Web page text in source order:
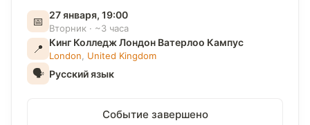
📅 27 января, 19:00
Вторник · ~3 часа
📍 Кинг Колледж Лондон Ватерлоо Кампус
London United Kingdom
🗣 Русский язык
Событие завершено